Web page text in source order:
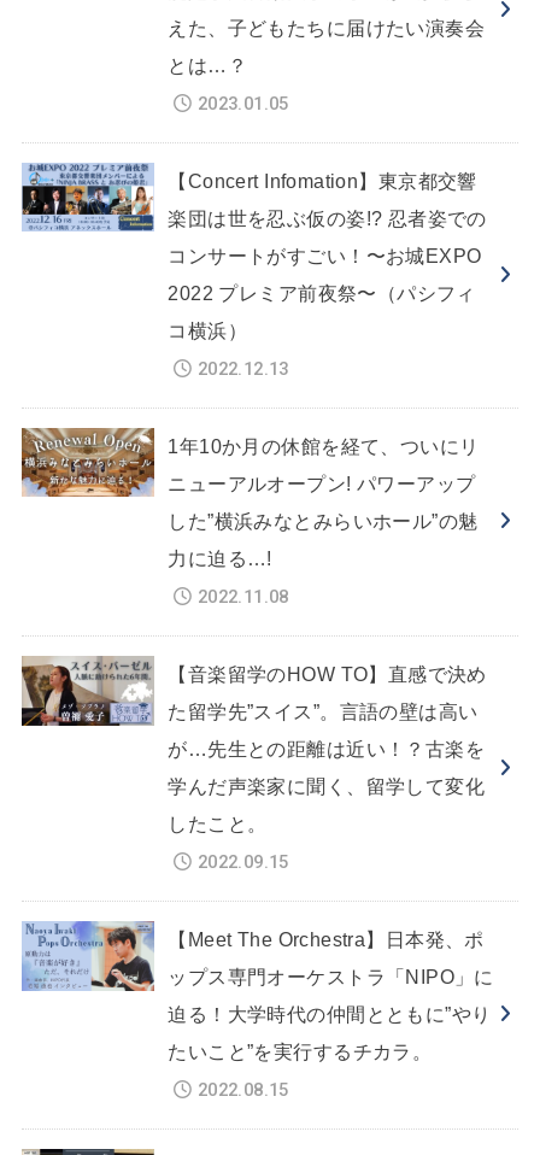
えた、子どもたちに届けたい演奏会
とは…？
2023.01.05
【Concert Infomation】東京都交響
楽団は世を忍ぶ仮の姿!? 忍者姿での
コンサートがすごい！〜お城EXPO
2022 プレミア前夜祭〜（パシフィ
コ横浜）
2022.12.13
1年10か月の休館を経て、ついにリ
ニューアルオープン! パワーアップ
した”横浜みなとみらいホール”の魅
力に迫る…!
2022.11.08
【音楽留学のHOW TO】直感で決め
た留学先”スイス”。言語の壁は高い
が…先生との距離は近い！？古楽を
学んだ声楽家に聞く、留学して変化
したこと。
2022.09.15
【Meet The Orchestra】日本発、ポ
ップス専門オーケストラ「NIPO」に
迫る！大学時代の仲間とともに”やり
たいこと”を実行するチカラ。
2022.08.15